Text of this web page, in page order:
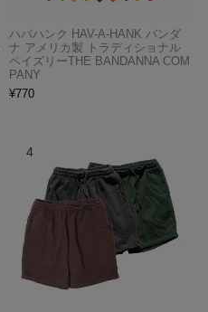
ハバハンク HAV-A-HANK バンダ
ナ アメリカ製 トラディショナル
ペイズリーTHE BANDANNA COM
PANY
¥770